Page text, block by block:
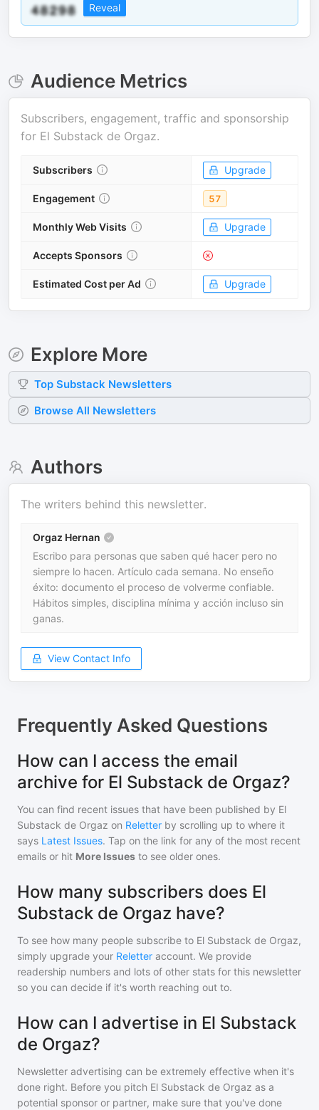
Reveal
Audience Metrics
Subscribers, engagement, traffic and sponsorship
for El Substack de Orgaz.
Subscribers Upgrade
Engagement 57
Monthly Web Visits Upgrade
Accepts Sponsors
Estimated Cost per Ad Upgrade
Explore More
Top Substack Newsletters
Browse All Newsletters
Authors
The writers behind this newsletter.
Orgaz Hernan
Escribo para personas que saben qué hacer pero no
siempre lo hacen. Artículo cada semana. No enseño
éxito: documento el proceso de volverme confiable.
Hábitos simples, disciplina mínima y acción incluso sin
ganas.
View Contact Info
Frequently Asked Questions
How can I access the email
archive for El Substack de Orgaz?
You can find recent issues that have been published by El
Substack de Orgaz on Reletter by scrolling up to where it
says Latest Issues. Tap on the link for any of the most recent
emails or hit More Issues to see older ones.
How many subscribers does El
Substack de Orgaz have?
To see how many people subscribe to El Substack de Orgaz,
simply upgrade your Reletter account. We provide
readership numbers and lots of other stats for this newsletter
so you can decide if it's worth reaching out to.
How can I advertise in El Substack
de Orgaz?
Newsletter advertising can be extremely effective when it's
done right. Before you pitch El Substack de Orgaz as a
potential sponsor or partner, make sure that you've done